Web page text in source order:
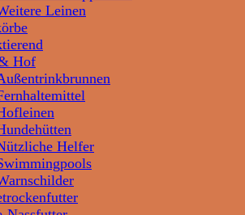
Leinen
Hof
Helfer